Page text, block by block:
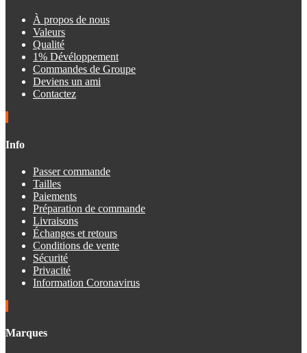
À propos de nous
Valeurs
Qualité
1% Dévéloppement
Commandes de Groupe
Deviens un ami
Contactez
Info
Passer commande
Tailles
Paiements
Préparation de commande
Livraisons
Échanges et retours
Conditions de vente
Sécurité
Privacité
Information Coronavirus
Marques